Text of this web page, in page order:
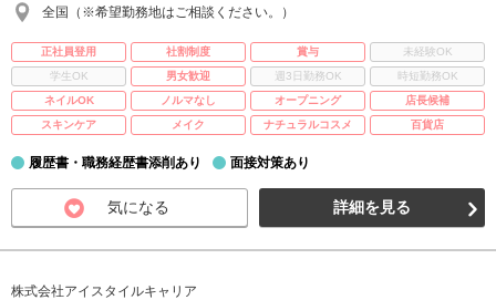
全国（※希望勤務地はご相談ください。）
正社員登用 社割制度 賞与
未経験OK
学生OK
男女歓迎 週3日勤務OK
時短勤務OK
ネイルOK
ノルマなし オープニング
店長候補
スキンケア
メイク ナチュラルコスメ 百貨店
履歴書・職務経歴書添削あり 面接対策あり
気になる 詳細を見る
株式会社アイスタイルキャリア